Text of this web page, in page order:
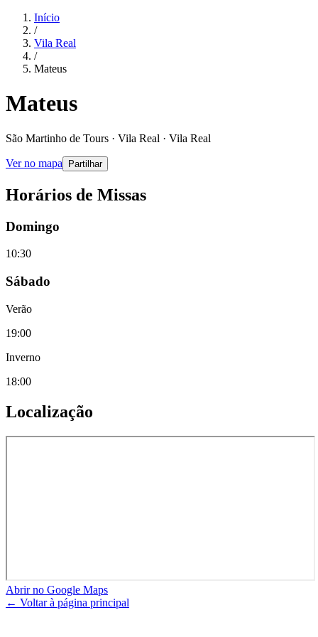
Início
/
Vila Real
/
Mateus
Mateus
São Martinho de Tours · Vila Real · Vila Real
Ver no mapa Partilhar
Horários de Missas
Domingo
10:30
Sábado
Verão
19:00
Inverno
18:00
Localização
Abrir no Google Maps
← Voltar à página principal